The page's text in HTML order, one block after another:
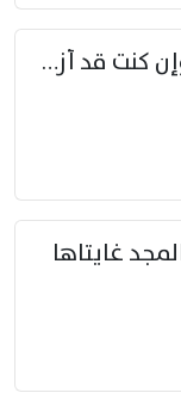
أفاطم مهلا بعض هذا التدلل … وإن كنت قد أزمعت صرمي فأجملي
غايتاها